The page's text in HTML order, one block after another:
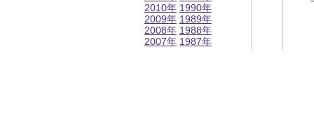
2010年
2009年
2008年
2007年
1990年
1989年
1988年
1987年